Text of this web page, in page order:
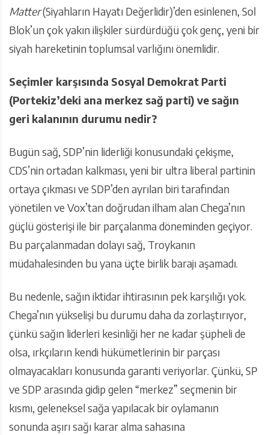
Matter(Siyahların Hayatı Değerlidir)’den esinlenen, Sol
Blok’un çok yakın ilişkiler sürdürdüğü çok genç, yeni bir
siyah hareketinin toplumsal varlığını önemlidir.
Seçimler karşısında Sosyal Demokrat Parti
(Portekiz’deki ana merkez sağ parti) ve sağın
geri kalanının durumu nedir?
Bugün sağ, SDP’nin liderliği konusundaki çekişme,
CDS’nin ortadan kalkması, yeni bir ultra liberal partinin
ortaya çıkması ve SDP’den ayrılan biri tarafından
yönetilen ve Vox’tan doğrudan ilham alan Chega’nın
güçlü gösterişi ile bir parçalanma döneminden geçiyor.
Bu parçalanmadan dolayı sağ, Troykanın
müdahalesinden bu yana üçte birlik barajı aşamadı.
Bu nedenle, sağın iktidar ihtirasının pek karşılığı yok.
Chega’nın yükselişi bu durumu daha da zorlaştırıyor,
çünkü sağın liderleri kesinliği her ne kadar şüpheli de
olsa, ırkçıların kendi hükümetlerinin bir parçası
olmayacakları konusunda garanti veriyorlar. Çünkü, SP
ve SDP arasında gidip gelen “merkez” seçmenin bir
kısmı, geleneksel sağa yapılacak bir oylamanın
sonunda aşırı sağı karar alma sahasına